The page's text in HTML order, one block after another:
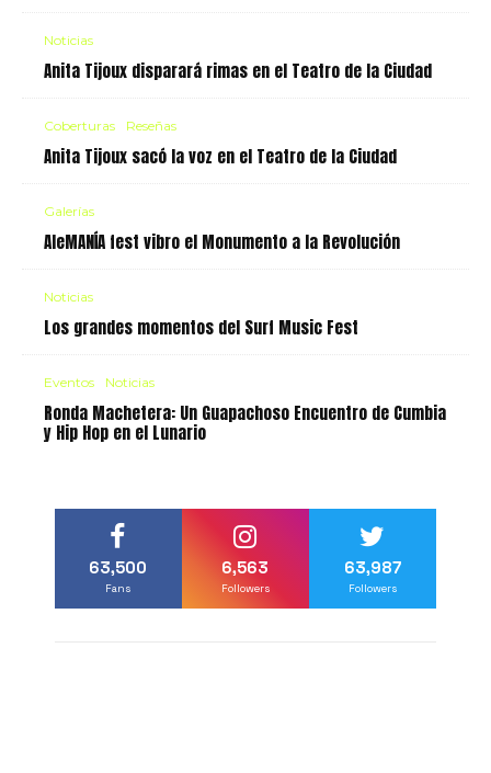
Noticias
Anita Tijoux disparará rimas en el Teatro de la Ciudad
Coberturas Reseñas
Anita Tijoux sacó la voz en el Teatro de la Ciudad
Galerías
AleMANÍA fest vibro el Monumento a la Revolución
Noticias
Los grandes momentos del Surf Music Fest
Eventos Noticias
Ronda Machetera: Un Guapachoso Encuentro de Cumbia
y Hip Hop en el Lunario
63,500
Fans
6,563
Followers
63,987
Followers